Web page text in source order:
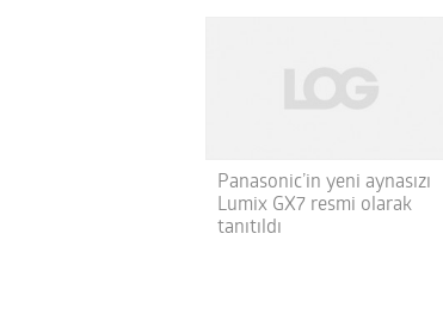
Panasonic’in yeni aynasızı
Lumix GX7 resmi olarak
tanıtıldı